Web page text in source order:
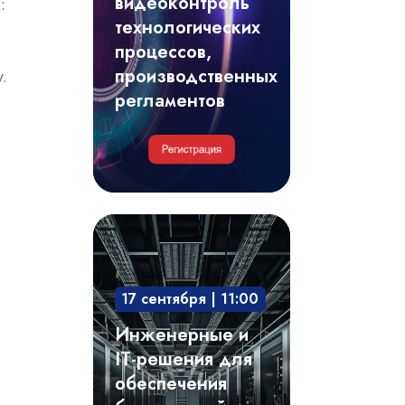
регламентов
технологических
процессов,
производственных
регламентов
Инженерные
и
IT-
решения
для
обеспечения
безотказной
17 сентября | 11:00
Инженерные и
IT-решения для
обеспечения